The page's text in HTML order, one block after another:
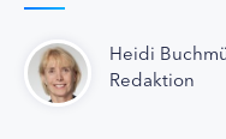
Heidi
Redaktion